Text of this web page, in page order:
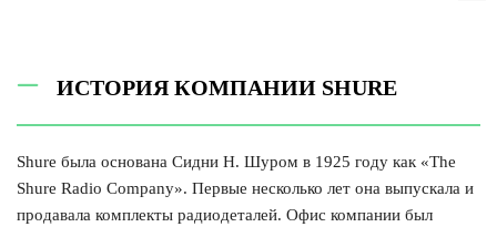
ИСТОРИЯ КОМПАНИИ SHURE
Shure была основана Сидни Н. Шуром в 1925 году как «The
Shure Radio Company». Первые несколько лет она выпускала и
продавала комплекты радиодеталей. Офис компании был